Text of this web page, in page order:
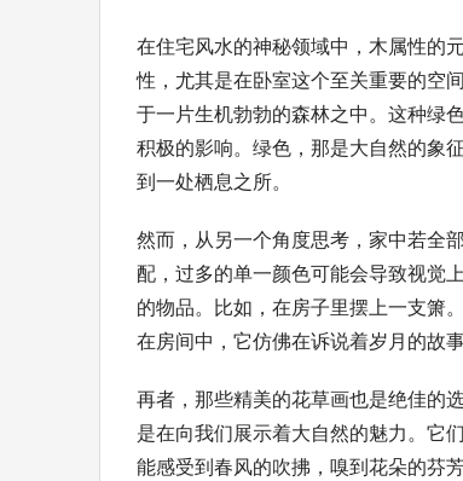
在住宅风水的神秘领域中，木属性的
性，尤其是在卧室这个至关重要的空
于一片生机勃勃的森林之中。这种绿
积极的影响。绿色，那是大自然的象
到一处栖息之所。
然而，从另一个角度思考，家中若全
配，过多的单一颜色可能会导致视觉
的物品。比如，在房子里摆上一支箫
在房间中，它仿佛在诉说着岁月的故
再者，那些精美的花草画也是绝佳的
是在向我们展示着大自然的魅力。它
能感受到春风的吹拂，嗅到花朵的芬